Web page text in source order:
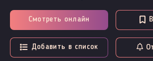
Смотреть онлайн
Добавить в список